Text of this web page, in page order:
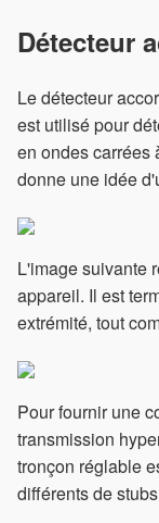
Détecteur
Le détecteur
est utilisé pour
en ondes carrées
donne une idée
L'image suivante
appareil. Il est
extrémité, tout
Pour fournir une
transmission
tronçon réglable
différents de